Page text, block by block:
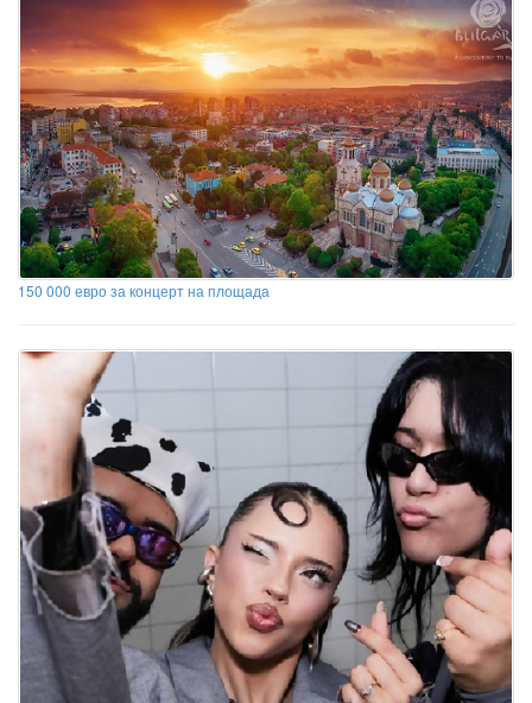
150 000 евро за концерт на площада